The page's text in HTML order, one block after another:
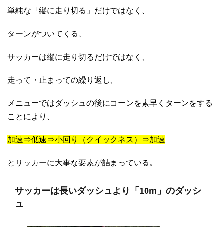
単純な「縦に走り切る」だけではなく、
ターンがついてくる、
サッカーは縦に走り切るだけではなく、
走って・止まっての繰り返し、
メニューではダッシュの後にコーンを素早くターンをする
ことにより、
加速⇒低速⇒小回り（クイックネス）⇒加速
とサッカーに大事な要素が詰まっている。
サッカーは長いダッシュより「10m」のダッシ
ュ